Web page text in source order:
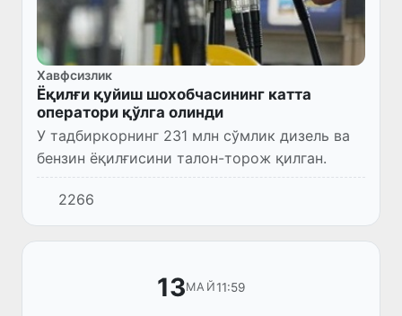
Хавфсизлик
Ёқилғи қуйиш шохобчасининг катта
оператори қўлга олинди
У тадбиркорнинг 231 млн сўмлик дизель ва
бензин ёқилғисини талон-торож қилган.
2266
13МАЙ11:59